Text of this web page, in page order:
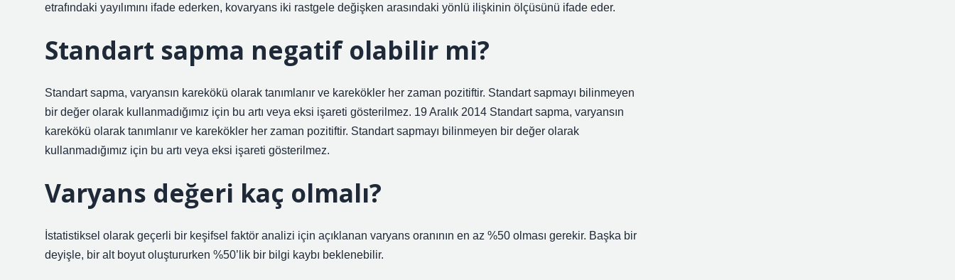
etrafındaki yayılımını ifade ederken, kovaryans iki rastgele değişken arasındaki yönlü ilişkinin ölçüsünü ifade eder.
Standart sapma negatif olabilir mi?
Standart sapma, varyansın karekökü olarak tanımlanır ve karekökler her zaman pozitiftir. Standart sapmayı bilinmeyen
bir değer olarak kullanmadığımız için bu artı veya eksi işareti gösterilmez. 19 Aralık 2014 Standart sapma, varyansın
karekökü olarak tanımlanır ve karekökler her zaman pozitiftir. Standart sapmayı bilinmeyen bir değer olarak
kullanmadığımız için bu artı veya eksi işareti gösterilmez.
Varyans değeri kaç olmalı?
İstatistiksel olarak geçerli bir keşifsel faktör analizi için açıklanan varyans oranının en az %50 olması gerekir. Başka bir
deyişle, bir alt boyut oluştururken %50’lik bir bilgi kaybı beklenebilir.